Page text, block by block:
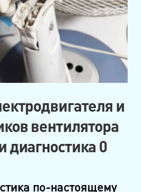
и
вентилятора
0
по-настоящему